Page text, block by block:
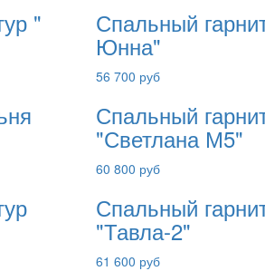
" Спальный
Юнна"
56 700 руб
Спальный
"Светлана М5"
60 800 руб
Спальный
"Тавла-2"
61 600 руб